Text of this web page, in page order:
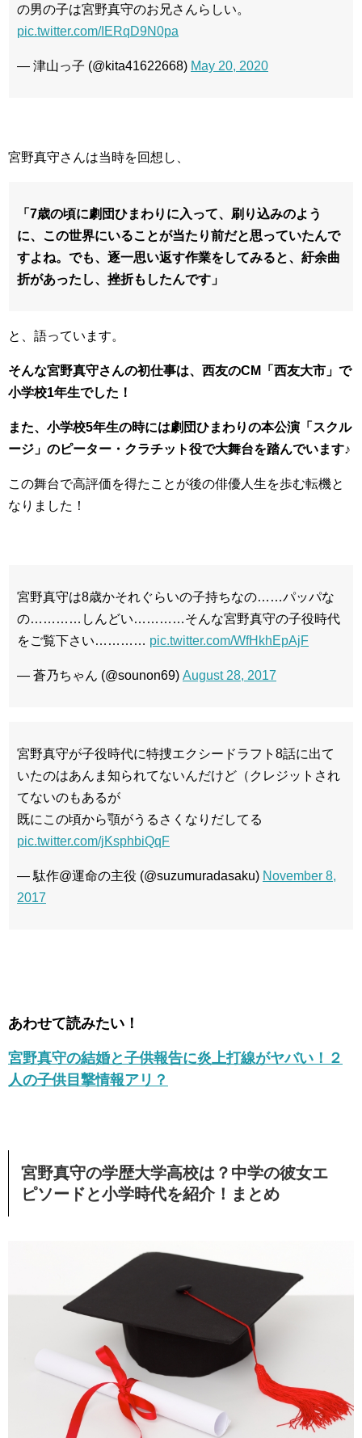
の男の子は宮野真守のお兄さんらしい。
pic.twitter.com/IERqD9N0pa
— 津山っ子 (@kita41622668) May 20, 2020
宮野真守さんは当時を回想し、
「7歳の頃に劇団ひまわりに入って、刷り込みのよう
に、この世界にいることが当たり前だと思っていたんで
すよね。でも、逐一思い返す作業をしてみると、紆余曲
折があったし、挫折もしたんです」
と、語っています。
そんな宮野真守さんの初仕事は、西友のCM「西友大市」で
小学校1年生でした！
また、小学校5年生の時には劇団ひまわりの本公演「スクル
ージ」のピーター・クラチット役で大舞台を踏んでいます♪
この舞台で高評価を得たことが後の俳優人生を歩む転機と
なりました！
宮野真守は8歳かそれぐらいの子持ちなの……パッパな
の…………しんどい…………そんな宮野真守の子役時代
をご覧下さい………… pic.twitter.com/WfHkhEpAjF
— 蒼乃ちゃん (@sounon69) August 28, 2017
宮野真守が子役時代に特捜エクシードラフト8話に出て
いたのはあんま知られてないんだけど（クレジットされ
てないのもあるが
既にこの頃から顎がうるさくなりだしてる
pic.twitter.com/jKsphbiQqF
— 駄作@運命の主役 (@suzumuradasaku) November 8,
2017
あわせて読みたい！
宮野真守の結婚と子供報告に炎上打線がヤバい！２
人の子供目撃情報アリ？
宮野真守の学歴大学高校は？中学の彼女エ
ピソードと小学時代を紹介！まとめ